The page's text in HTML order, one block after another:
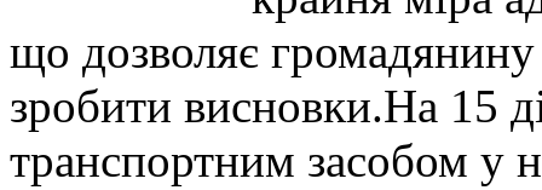
що дозволяє
зробити висновки.На 15
транспортним засобом у